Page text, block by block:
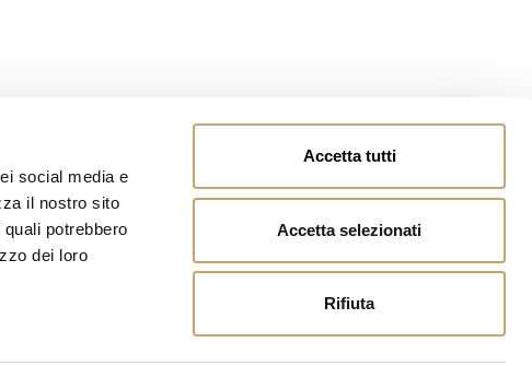
social media e
il nostro sito
potrebbero
dei loro
Accetta tutti
Accetta selezionati
Rifiuta